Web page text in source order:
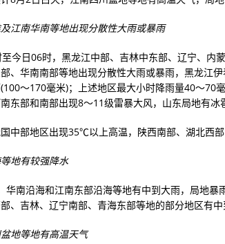
各项措施
到去年底
江南华南等地出现分散性大雨或暴雨
今日06时，黑龙江中部、吉林中东部、辽宁、内
、华南南部等地出现分散性大雨或暴雨，黑龙江
～170毫米)；上述地区最大小时降雨量40～70
东部和南部出现8～11级雷暴大风，山东局地有冰
中部地区出现35℃以上高温，陕西南部、湖北西
地有较强降水
华南沿海和江南东部沿海等地有中到大雨，局地
、吉林、辽宁南部、青海东部等地的部分地区有中
地等地有高温天气